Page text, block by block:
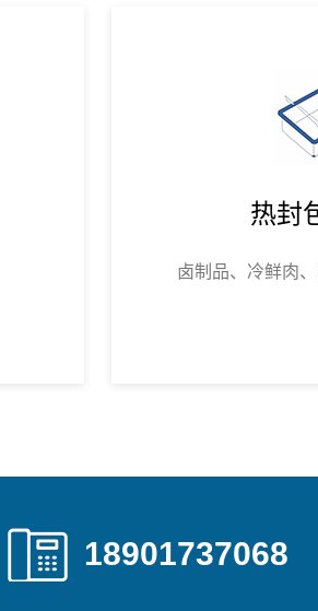
热封
卤制品、冷鲜肉
18901737068